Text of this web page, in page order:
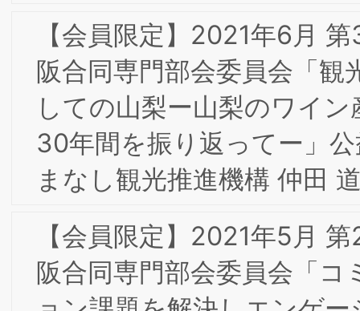
東京事務局：〒103-0025 東京都中央区日本橋茅
町1-8-5 KKビル3F
Web site: https://www.brand-si.com/